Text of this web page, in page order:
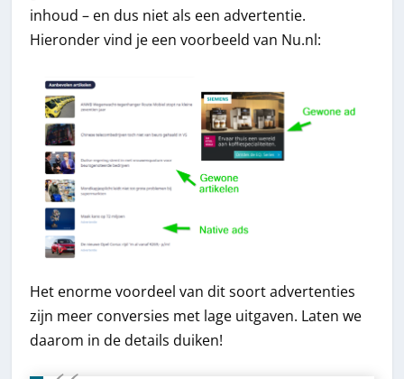
inhoud – en dus niet als een advertentie.
Hieronder vind je een voorbeeld van Nu.nl:
Het enorme voordeel van dit soort advertenties
zijn meer conversies met lage uitgaven. Laten we
daarom in de details duiken!